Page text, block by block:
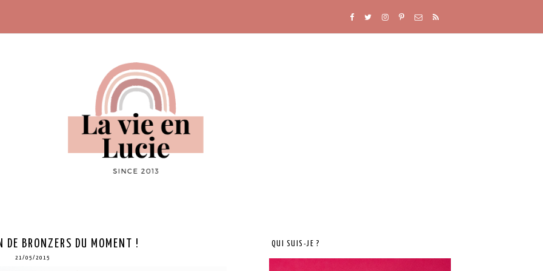
DE BRONZERS DU MOMENT !
21/05/2015
QUI SUIS-JE ?